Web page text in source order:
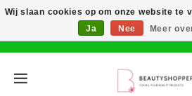
Wij slaan cookies op om onze website te
Ja
Nee Meer